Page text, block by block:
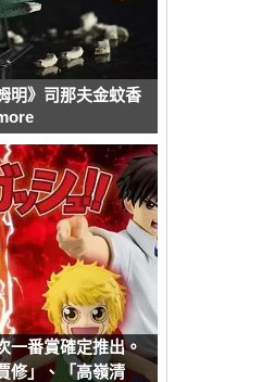
明》司那夫金蚊香
一番賞確定推出。
修」、「高嶺清